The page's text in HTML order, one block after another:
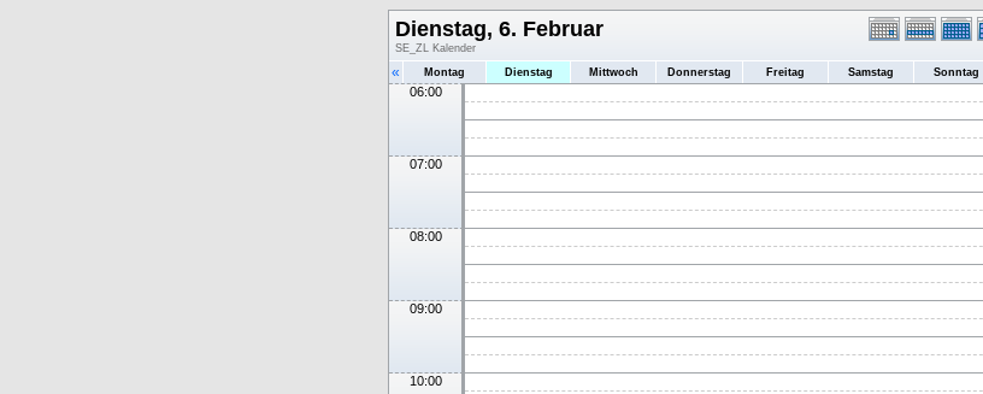
Dienstag, 6. Februar
SE_ZL Kalender
« Montag Dienstag Mittwoch Donnerstag Freitag Samstag Sonntag
06:00
07:00
08:00
09:00
10:00